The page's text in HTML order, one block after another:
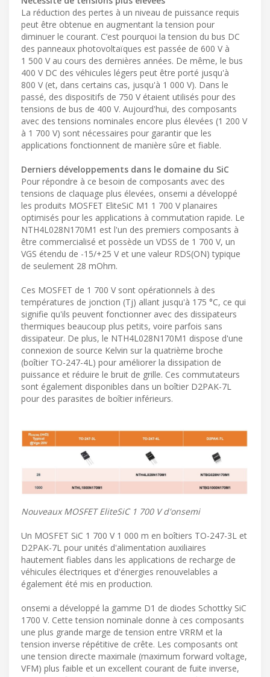
La réduction des pertes à un niveau de puissance requis
peut être obtenue en augmentant la tension pour
diminuer le courant. C’est pourquoi la tension du bus DC
des panneaux photovoltaïques est passée de 600 V à
1 500 V au cours des dernières années. De même, le bus
400 V DC des véhicules légers peut être porté jusqu'à
800 V (et, dans certains cas, jusqu'à 1 000 V). Dans le
passé, des dispositifs de 750 V étaient utilisés pour des
tensions de bus de 400 V. Aujourd'hui, des composants
avec des tensions nominales encore plus élevées (1 200 V
à 1 700 V) sont nécessaires pour garantir que les
applications fonctionnent de manière sûre et fiable.
Derniers développements dans le domaine du SiC
Pour répondre à ce besoin de composants avec des
tensions de claquage plus élevées, onsemi a développé
les produits MOSFET EliteSiC M1 1 700 V planaires
optimisés pour les applications à commutation rapide. Le
NTH4L028N170M1 est l'un des premiers composants à
être commercialisé et possède un VDSS de 1 700 V, un
VGS étendu de -15/+25 V et une valeur RDS(ON) typique
de seulement 28 mOhm.
Ces MOSFET de 1 700 V sont opérationnels à des
températures de jonction (Tj) allant jusqu'à 175 °C, ce qui
signifie qu'ils peuvent fonctionner avec des dissipateurs
thermiques beaucoup plus petits, voire parfois sans
dissipateur. De plus, le NTH4L028N170M1 dispose d'une
connexion de source Kelvin sur la quatrième broche
(boîtier TO-247-4L) pour améliorer la dissipation de
puissance et réduire le bruit de grille. Ces commutateurs
sont également disponibles dans un boîtier D2PAK-7L
pour des parasites de boîtier inférieurs.
Nouveaux MOSFET EliteSiC 1 700 V d'onsemi
Un MOSFET SiC 1 700 V 1 000 m en boîtiers TO-247-3L et
D2PAK-7L pour unités d'alimentation auxiliaires
hautement fiables dans les applications de recharge de
véhicules électriques et d'énergies renouvelables a
également été mis en production.
onsemi a développé la gamme D1 de diodes Schottky SiC
1700 V. Cette tension nominale donne à ces composants
une plus grande marge de tension entre VRRM et la
tension inverse répétitive de crête. Les composants ont
une tension directe maximale (maximum forward voltage,
VFM) plus faible et un excellent courant de fuite inverse,